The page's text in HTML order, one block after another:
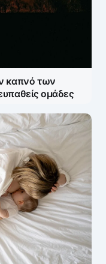
καπνό των
ομάδες